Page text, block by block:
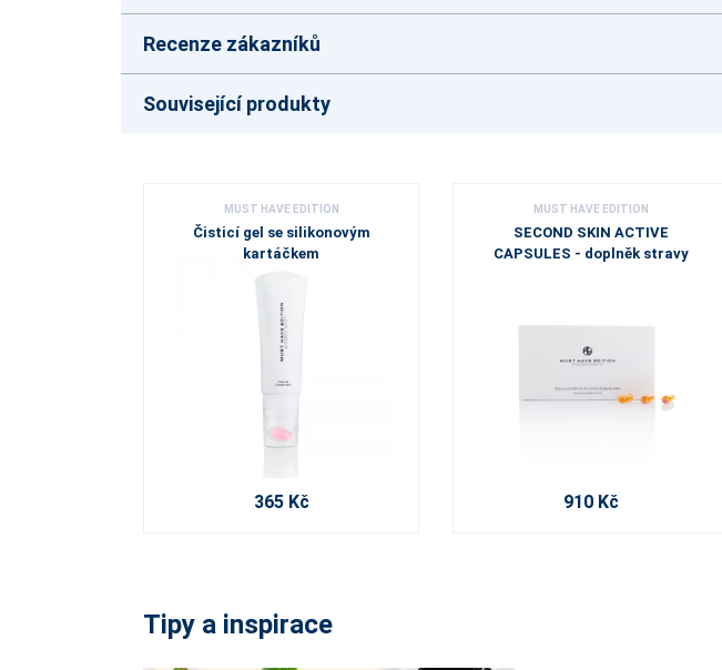
Recenze zákazníků
Související produkty
MUST HAVE EDITION
Čisticí gel se silikonovým
kartáčkem
365 Kč
MUST HAVE EDITION
SECOND SKIN ACTIVE
CAPSULES - doplněk stravy
910 Kč
Tipy a inspirace